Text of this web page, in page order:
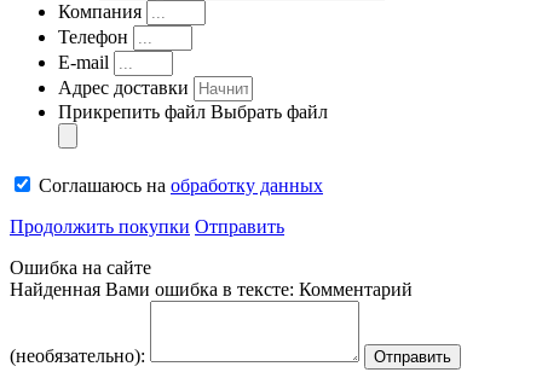
Компания
Телефон
E-mail
Адрес доставки
Прикрепить файл Выбрать файл
Соглашаюсь на обработку данных
Продолжить покупки Отправить
Ошибка на сайте
Найденная Вами ошибка в тексте: Комментарий
(необязательно):